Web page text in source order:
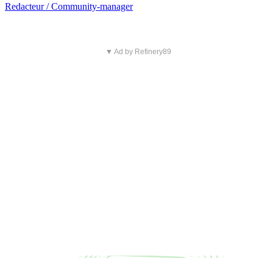
Redacteur / Community-manager
▼ Ad by Refinery89